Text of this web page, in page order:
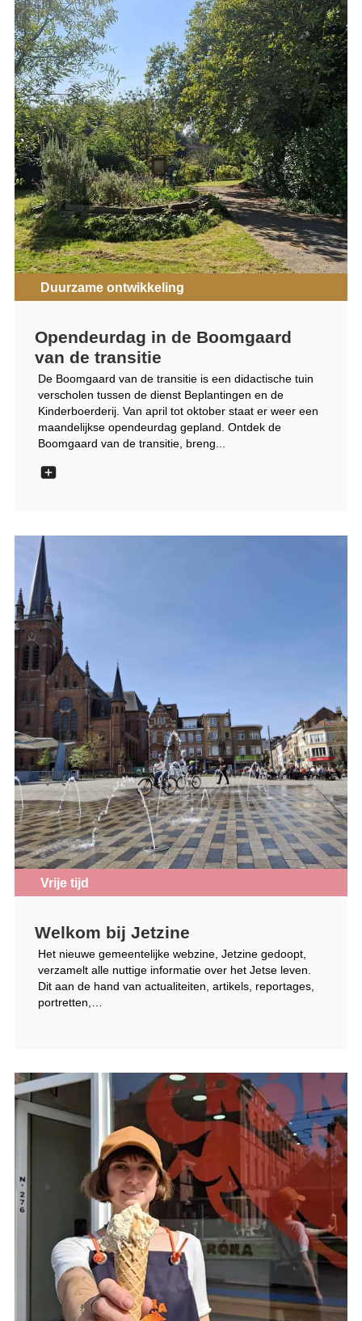
Duurzame ontwikkeling
Opendeurdag in de Boomgaard
van de transitie
De Boomgaard van de transitie is een didactische tuin
verscholen tussen de dienst Beplantingen en de
Kinderboerderij. Van april tot oktober staat er weer een
maandelijkse opendeurdag gepland. Ontdek de
Boomgaard van de transitie, breng...
Vrije tijd
Welkom bij Jetzine
Het nieuwe gemeentelijke webzine, Jetzine gedoopt,
verzamelt alle nuttige informatie over het Jetse leven.
Dit aan de hand van actualiteiten, artikels, reportages,
portretten,…